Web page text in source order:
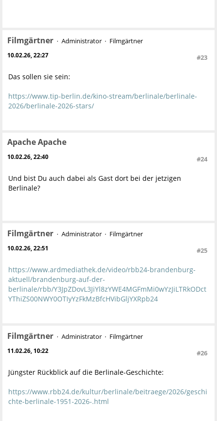
Filmgärtner Administrator Filmgärtner
10.02.26, 22:27 #23
Das sollen sie sein:
https://www.tip-berlin.de/kino-stream/berlinale/berlinale-
2026/berlinale-2026-stars/
Apache Apache
10.02.26, 22:40 #24
Und bist Du auch dabei als Gast dort bei der jetzigen
Berlinale?
Filmgärtner Administrator Filmgärtner
10.02.26, 22:51 #25
https://www.ardmediathek.de/video/rbb24-brandenburg-
aktuell/brandenburg-auf-der-
berlinale/rbb/Y3JpZDovL3JiYl8zYWE4MGFmMi0wYzJiLTRkODct
YThiZS00NWY0OTIyYzFkMzBfcHVibGljYXRpb24
Filmgärtner Administrator Filmgärtner
11.02.26, 10:22 #26
Jüngster Rückblick auf die Berlinale-Geschichte:
https://www.rbb24.de/kultur/berlinale/beitraege/2026/geschi
chte-berlinale-1951-2026-.html